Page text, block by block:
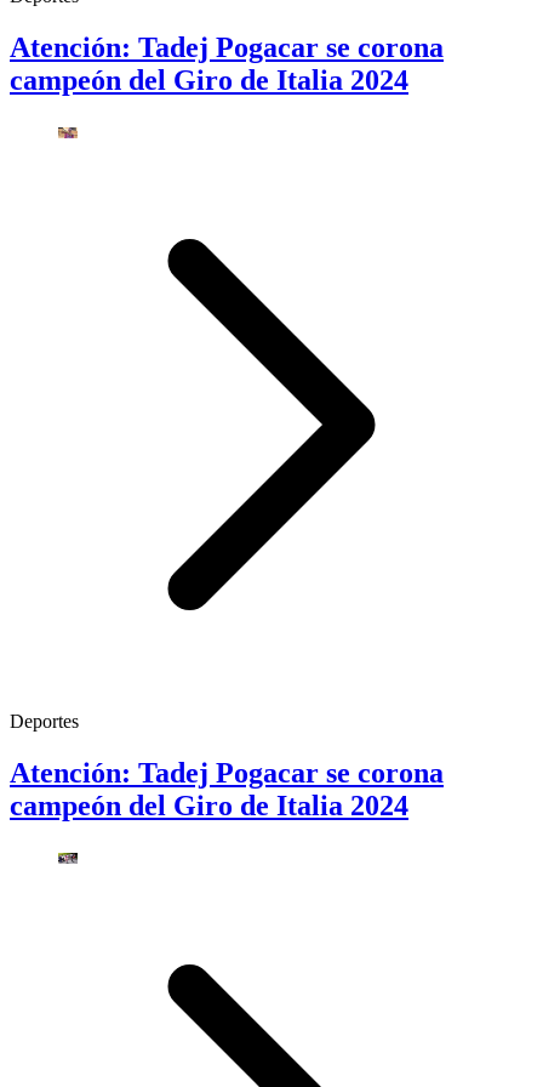
Atención: Tadej Pogacar se corona
campeón del Giro de Italia 2024
Deportes
Atención: Tadej Pogacar se corona
campeón del Giro de Italia 2024